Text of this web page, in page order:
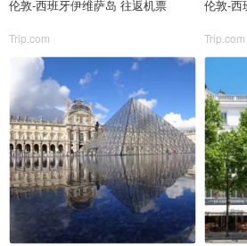
伦敦-西班牙伊维萨岛 往返机票
Trip.com
伦敦-西
Trip.com